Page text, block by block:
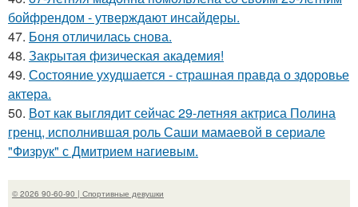
бойфрендом - утверждают инсайдеры.
47. Боня отличилась снова.
48. Закрытая физическая академия!
49. Состояние ухудшается - страшная правда о здоровье
актера.
50. Вот как выглядит сейчас 29-летняя актриса Полина
гренц, исполнившая роль Саши мамаевой в сериале
"Физрук" с Дмитрием нагиевым.
© 2026 90-60-90 | Спортивные девушки